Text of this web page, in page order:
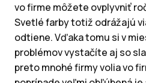
vo firme môžete ovplyvniť
Svetlé farby totiž odrážajú
odtiene. Vďaka tomu si v
problémov vystačíte aj so
preto mnohé firmy volia vo